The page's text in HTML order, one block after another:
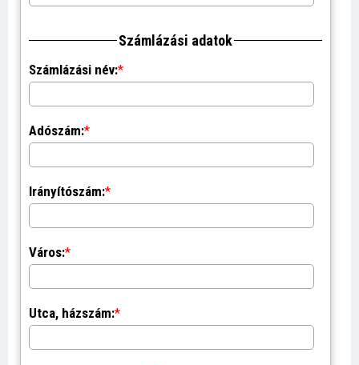
Számlázási adatok
Számlázási név:*
Adószám:*
Irányítószám:*
Város:*
Utca, házszám:*